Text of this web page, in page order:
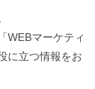
WEBマーケティ
に立つ情報をお